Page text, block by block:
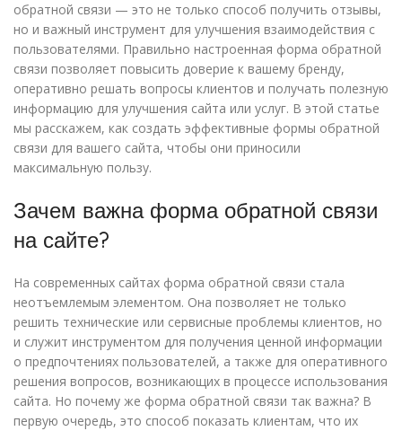
обратной связи — это не только способ получить отзывы,
но и важный инструмент для улучшения взаимодействия с
пользователями. Правильно настроенная форма обратной
связи позволяет повысить доверие к вашему бренду,
оперативно решать вопросы клиентов и получать полезную
информацию для улучшения сайта или услуг. В этой статье
мы расскажем, как создать эффективные формы обратной
связи для вашего сайта, чтобы они приносили
максимальную пользу.
Зачем важна форма обратной связи
на сайте?
На современных сайтах форма обратной связи стала
неотъемлемым элементом. Она позволяет не только
решить технические или сервисные проблемы клиентов, но
и служит инструментом для получения ценной информации
о предпочтениях пользователей, а также для оперативного
решения вопросов, возникающих в процессе использования
сайта. Но почему же форма обратной связи так важна? В
первую очередь, это способ показать клиентам, что их